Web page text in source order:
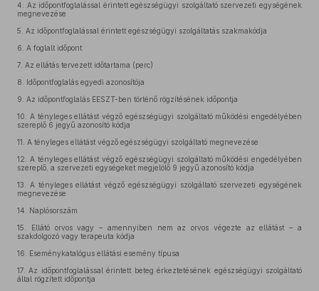
4.
Az időpontfoglalással érintett egészségügyi szolgáltató szervezeti egységének
megnevezése
5. Az időpontfoglalással érintett egészségügyi szolgáltatás szakmakódja
6. A foglalt időpont
7. Az ellátás tervezett időtartama (perc)
8.
Időpontfoglalás egyedi azonosítója
9. Az időpontfoglalás EESZT-ben történő rögzítésének időpontja
10.
A tényleges ellátást végző egészségügyi szolgáltató működési engedélyében
szereplő 6 jegyű azonosító kódja
11. A tényleges ellátást végző egészségügyi szolgáltató megnevezése
12.
A tényleges ellátást végző egészségügyi szolgáltató működési engedélyében
szereplő, a szervezeti egységeket megjelölő 9 jegyű azonosító kódja
13.
A tényleges ellátást végző egészségügyi szolgáltató szervezeti egységének
megnevezése
14.
Naplósorszám
15.
Ellátó orvos vagy – amennyiben nem az orvos végezte az ellátást – a
szakdolgozó vagy terapeuta kódja
16.
Eseménykatalógus ellátási esemény típusa
17. Az időpontfoglalással érintett beteg érkeztetésének egészségügyi szolgáltató
által rögzített időpontja